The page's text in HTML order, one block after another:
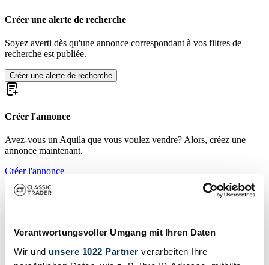
Verantwortungsvoller Umgang mit Ihren Daten
Wir und unsere 1022 Partner verarbeiten Ihre
Créer une alerte de recherche
Soyez averti dès qu'une annonce correspondant à vos filtres de
recherche est publiée.
Créer une alerte de recherche
Créer l'annonce
Avez-vous un Aquila que vous voulez vendre? Alors, créez une
annonce maintenant.
Créer l'annonce
Histoire d’Aquila
et est lié à plusieurs projets d’automobiles ou motos selon les
durable n’a porté ce nom dans l’histoire européenne à grande